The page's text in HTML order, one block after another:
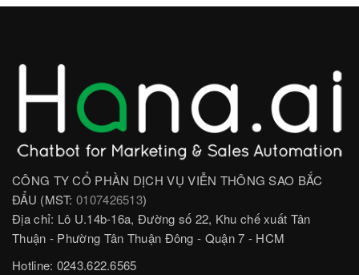
CÔNG TY CỔ PHẦN DỊCH VỤ VIỄN THÔNG SAO BẮC
ĐẨU (MST:0107426513)
Địa chỉ: Lô U.14b-16a, Đường số 22, Khu chế xuất Tân
Thuận - Phường Tân Thuận Đông - Quận 7 - HCM
Hotline: 0243.622.6565